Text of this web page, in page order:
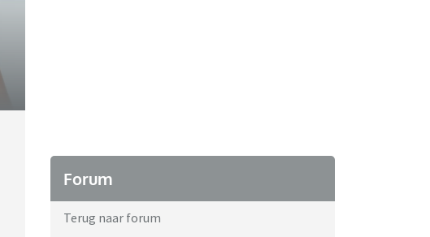
Forum
Terug naar forum